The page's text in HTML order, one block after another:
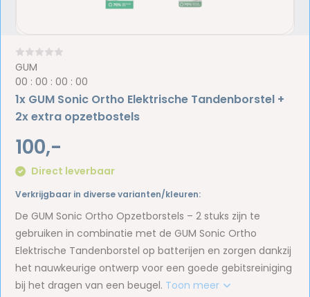
GUM
00 :00 :00 :00
1x GUM Sonic Ortho Elektrische Tandenborstel +
2x extra opzetbostels
100,-
Direct leverbaar
Verkrijgbaar in diverse varianten/kleuren:
De GUM Sonic Ortho Opzetborstels – 2 stuks zijn te
gebruiken in combinatie met de GUM Sonic Ortho
Elektrische Tandenborstel op batterijen en zorgen dankzij
het nauwkeurige ontwerp voor een goede gebitsreiniging
bij het dragen van een beugel. Toon meer